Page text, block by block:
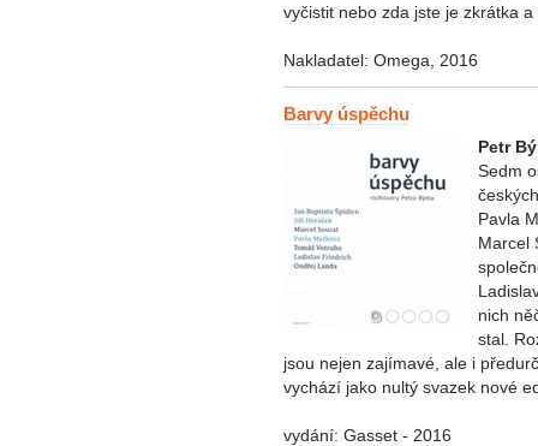
vyčistit nebo zda jste je zkrátka
Nakladatel: Omega, 2016
Barvy úspěchu
Petr
Sedm
Pavla
Marcel
nich
stal.
jsou nejen zajímavé, ale i
vychází jako nultý svazek nové
vydání: Gasset - 2016